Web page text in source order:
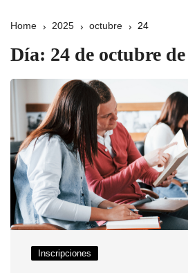
Home 2025 octubre 24
Día: 24 de octubre
Inscripciones